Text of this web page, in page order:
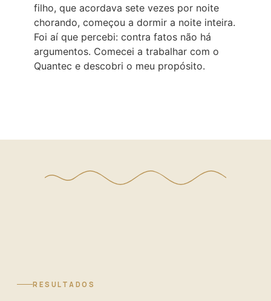
filho, que acordava sete vezes por noite
chorando, começou a dormir a noite inteira.
Foi aí que percebi: contra fatos não há
argumentos. Comecei a trabalhar com o
Quantec e descobri o meu propósito.
RESULTADOS